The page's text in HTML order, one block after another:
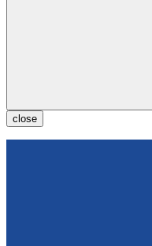
close